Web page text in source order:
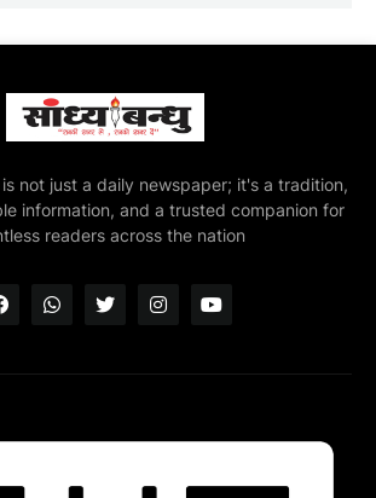
not just a daily newspaper; it's a tradition,
information, and a trusted companion for
readers across the nation